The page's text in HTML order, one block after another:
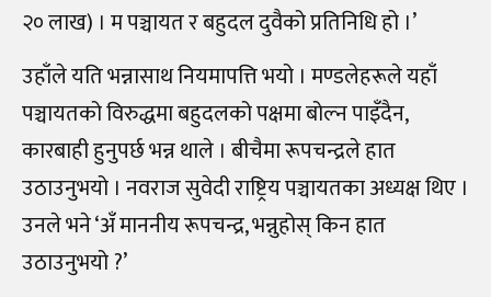
२० लाख) । म पञ्चायत र बहुदल दुवैको प्रतिनिधि हो ।’
उहाँले यति भन्नासाथ नियमापत्ति भयो । मण्डलेहरूले यहाँ
पञ्चायतको विरुद्धमा बहुदलको पक्षमा बोल्न पाइँदैन,
कारबाही हुनुपर्छ भन्न थाले । बीचैमा रूपचन्द्रले हात
उठाउनुभयो । नवराज सुवेदी राष्ट्रिय पञ्चायतका अध्यक्ष थिए ।
उनले भने ‘अँ माननीय रूपचन्द्र, भन्नुहोस् किन हात
उठाउनुभयो ?’